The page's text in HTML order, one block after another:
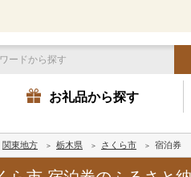
お礼品から探す
関東地方 栃木県 さくら市 宿泊券